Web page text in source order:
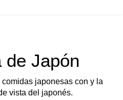
de Japón
japonesas con y la
vista del japonés.